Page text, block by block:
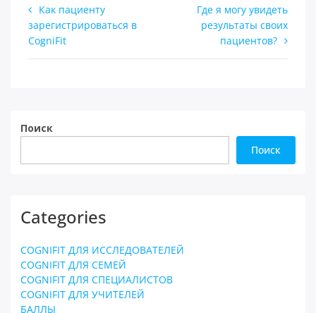
Навигация
по
записям
Как пациенту
зарегистрироваться в
CogniFit
Где я могу увидеть
результаты своих
пациентов?
Поиск
Поиск
Categories
COGNIFIT ДЛЯ ИССЛЕДОВАТЕЛЕЙ
COGNIFIT ДЛЯ СЕМЕЙ
COGNIFIT ДЛЯ СПЕЦИАЛИСТОВ
COGNIFIT ДЛЯ УЧИТЕЛЕЙ
БАЛЛЫ